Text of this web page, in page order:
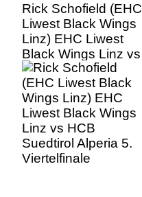
Rick Schofield (EHC
Liwest Black Wings
Linz) EHC Liwest
Black Wings Linz vs
HCB Suedtirol
Alperia 5.
Viertelfinale